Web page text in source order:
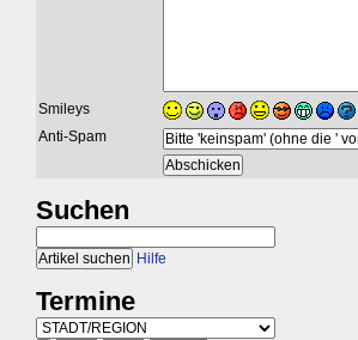
Smileys
Anti-Spam
Suchen
Hilfe
Termine